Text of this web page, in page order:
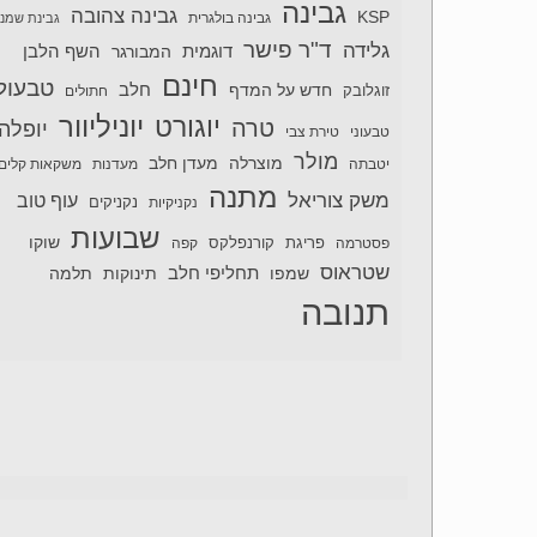
KSP גבינה גבינה בולגרית גבינה צהובה גבינת
גלידה ד"ר פישר דוגמית המבורגר השף הלבן
זוגלובק חדש על המדף חינם חלב חתולים
טבעוני טירת צבי טרה יוגורט יוניליוור
יטבתה מולר מוצרלה מעדן חלב מעדנות משקאות
משק צוריאל מתנה נקניקיות נקניקים עוף טוב
פסטרמה פריגת קורנפלקס קפה שבועות שוקו
שטראוס שמפו תחליפי חלב תינוקות תלמה
תנובה